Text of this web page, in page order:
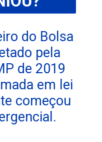
do Bolsa
pela
de 2019
em lei
começou